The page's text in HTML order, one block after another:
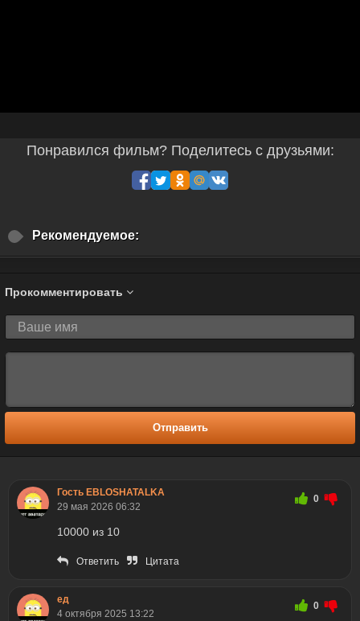
Понравился фильм? Поделитесь с друзьями:
Рекомендуемое:
Прокомментировать
Отправить
Гость EBLOSHATALKA
29 мая 2026 06:32
0
10000 из 10
Ответить Цитата
ед
4 октября 2025 13:22
0